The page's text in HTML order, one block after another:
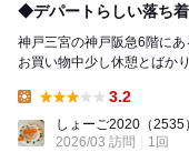
◆デパートらしい落ち
神戸三宮の神戸阪急6階にある、 『丸福珈琲店』さんへお邪魔し
お買い物中少し休憩とばかり伺いましたが、
3.2
しょーご2020 （2535）
2026/03 訪問
1回